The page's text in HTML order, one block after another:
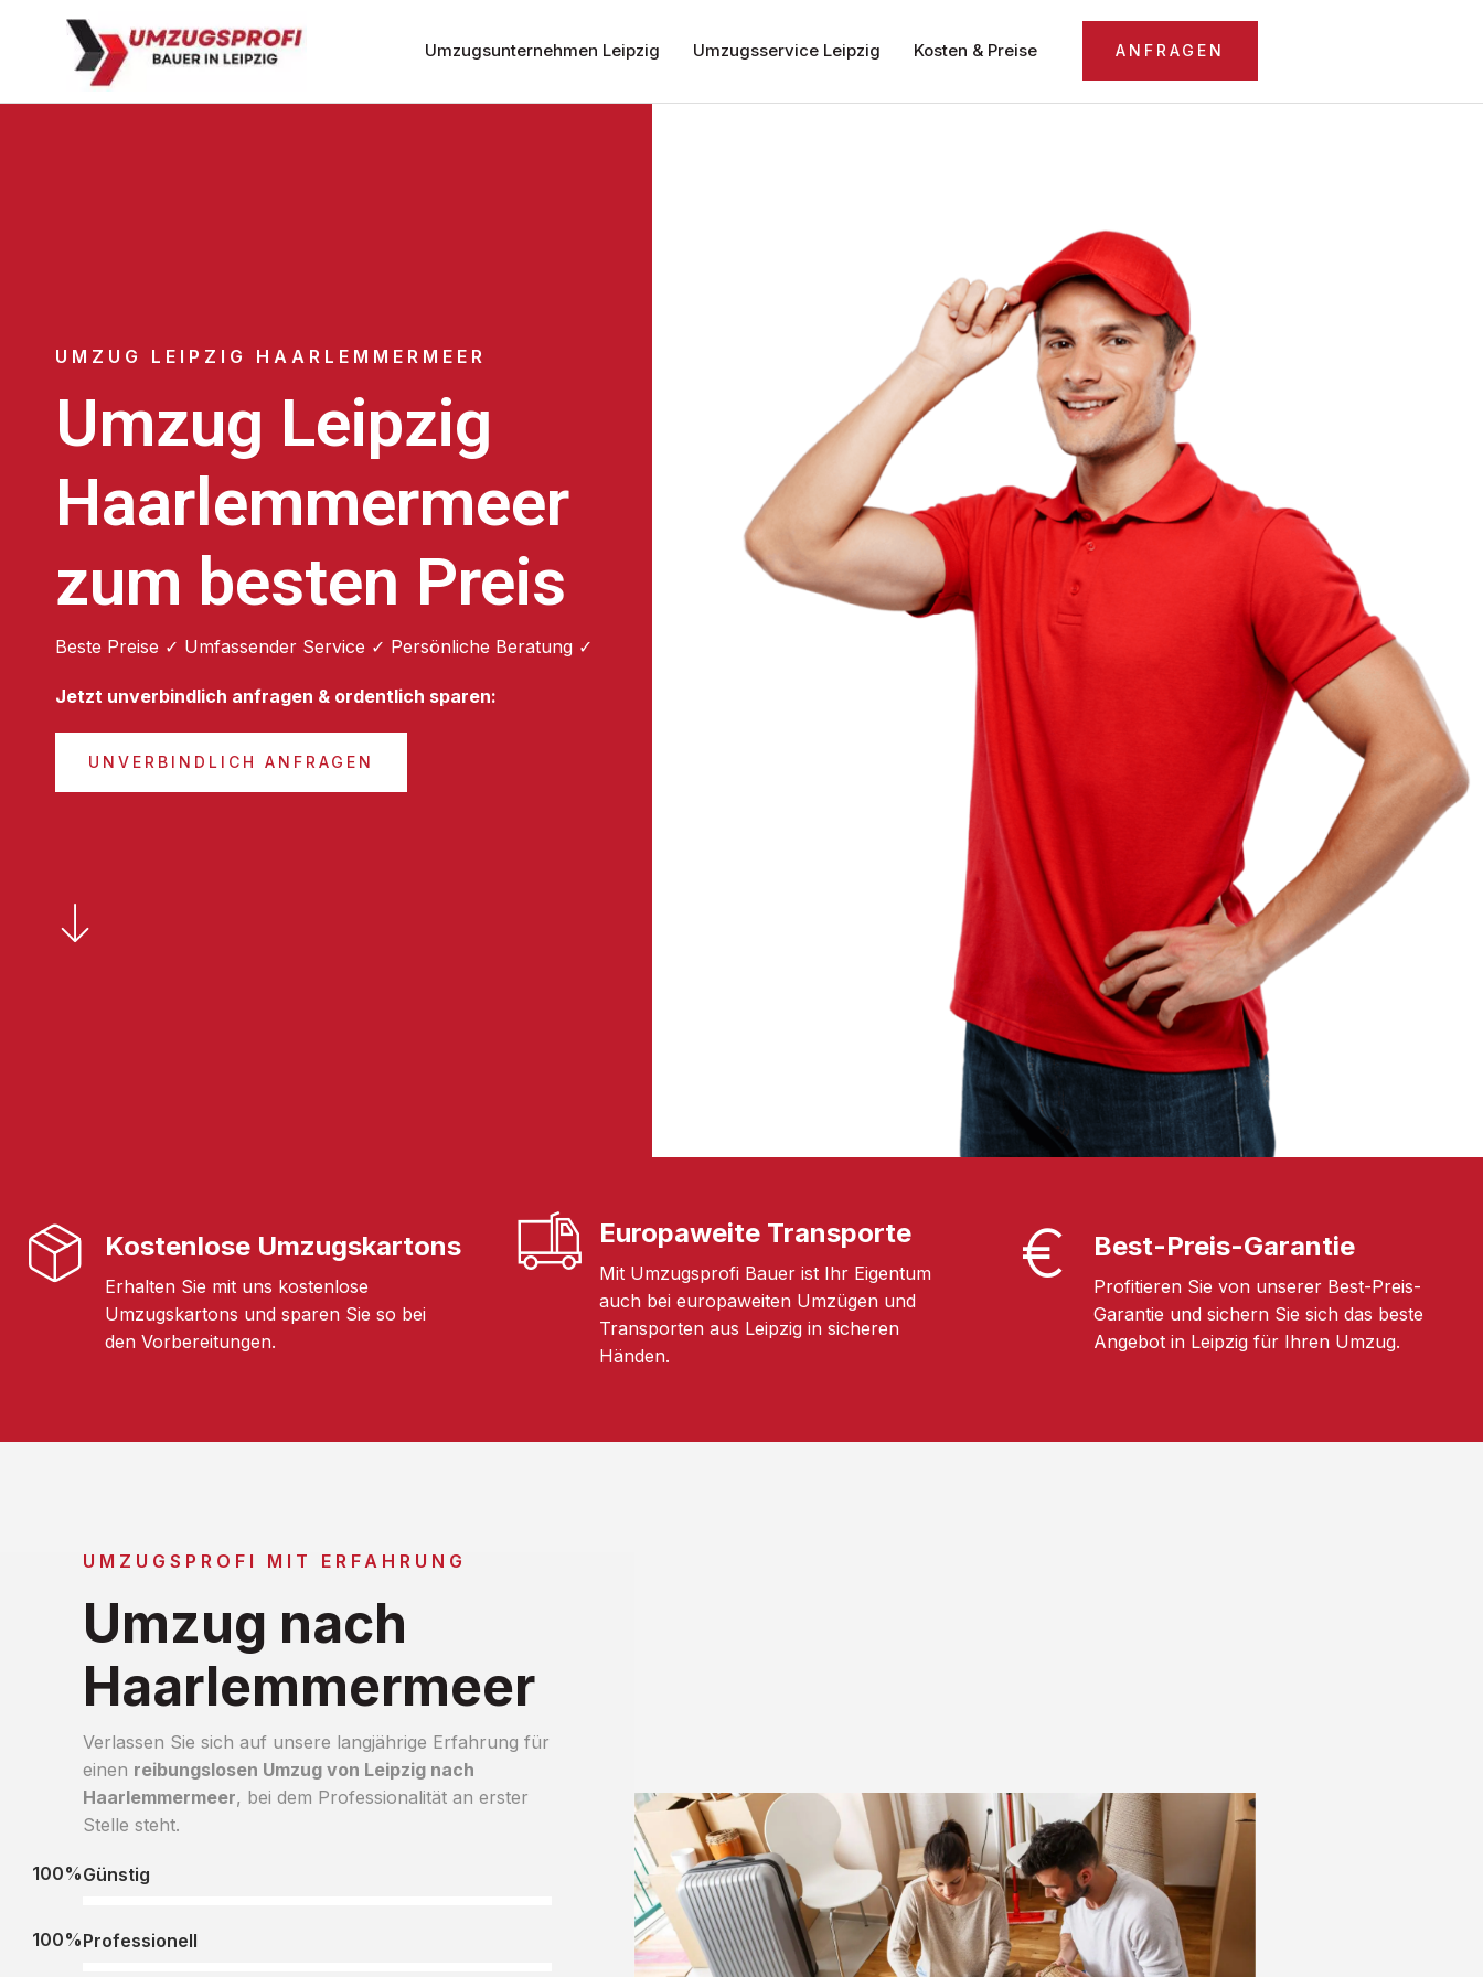
Umzugsunternehmen Leipzig Umzugsservice Leipzig Kosten & Preise ANFRAGEN
UMZUG LEIPZIG HAARLEMMERMEER
Umzug Leipzig
Haarlemmermeer
zum besten Preis
Beste Preise ✓ Umfassender Service ✓ Persönliche Beratung ✓
Jetzt unverbindlich anfragen & ordentlich sparen:
UNVERBINDLICH ANFRAGEN
Kostenlose Umzugskartons
Erhalten Sie mit uns kostenlose
Umzugskartons und sparen Sie so bei
den Vorbereitungen.
Europaweite Transporte
Mit Umzugsprofi Bauer ist Ihr Eigentum
auch bei europaweiten Umzügen und
Transporten aus Leipzig in sicheren
Händen.
Best-Preis-Garantie
Profitieren Sie von unserer Best-Preis-
Garantie und sichern Sie sich das beste
Angebot in Leipzig für Ihren Umzug.
UMZUGSPROFI MIT ERFAHRUNG
Umzug nach
Haarlemmermeer
Verlassen Sie sich auf unsere langjährige Erfahrung für
einen reibungslosen Umzug von Leipzig nach
Haarlemmermeer, bei dem Professionalität an erster
Stelle steht.
Günstig
100%
Professionell
100%